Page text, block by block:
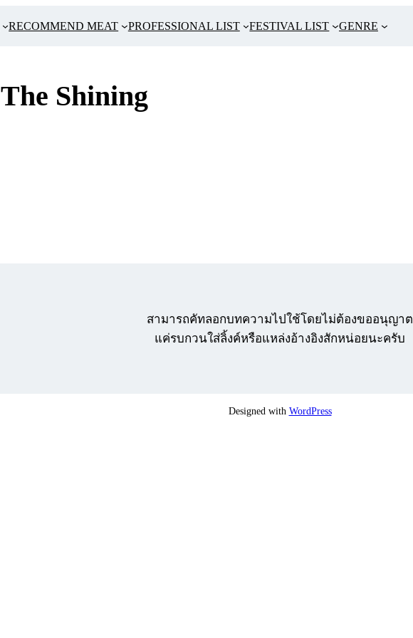
RECOMMEND MEAT PROFESSIONAL LIST FESTIVAL LIST GENRE
The Shining
สามารถคัทลอกบทความไปใช้โดยไม่ต้องขออนุญาต
แค่รบกวนใส่ลิ้งค์หรือแหล่งอ้างอิงสักหน่อยนะครับ
Designed with WordPress